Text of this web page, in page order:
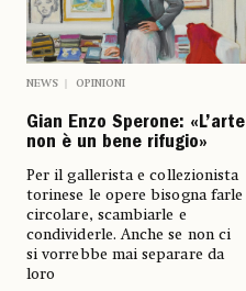
NEWS OPINIONI
Gian Enzo Sperone: «L’arte
non è un bene rifugio»
Per il gallerista e collezionista
torinese le opere bisogna farle
circolare, scambiarle e
condividerle. Anche se non ci
si vorrebbe mai separare da
loro